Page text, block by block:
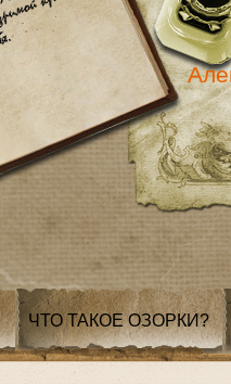
ЧТО ТАКОЕ ОЗОРКИ?